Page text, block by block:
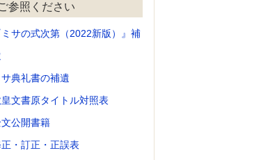
参照ください
ミサの式次第（2022新版）』補
サ典礼書の補遺
文書原タイトル対照表
公開書籍
・訂正・正誤表